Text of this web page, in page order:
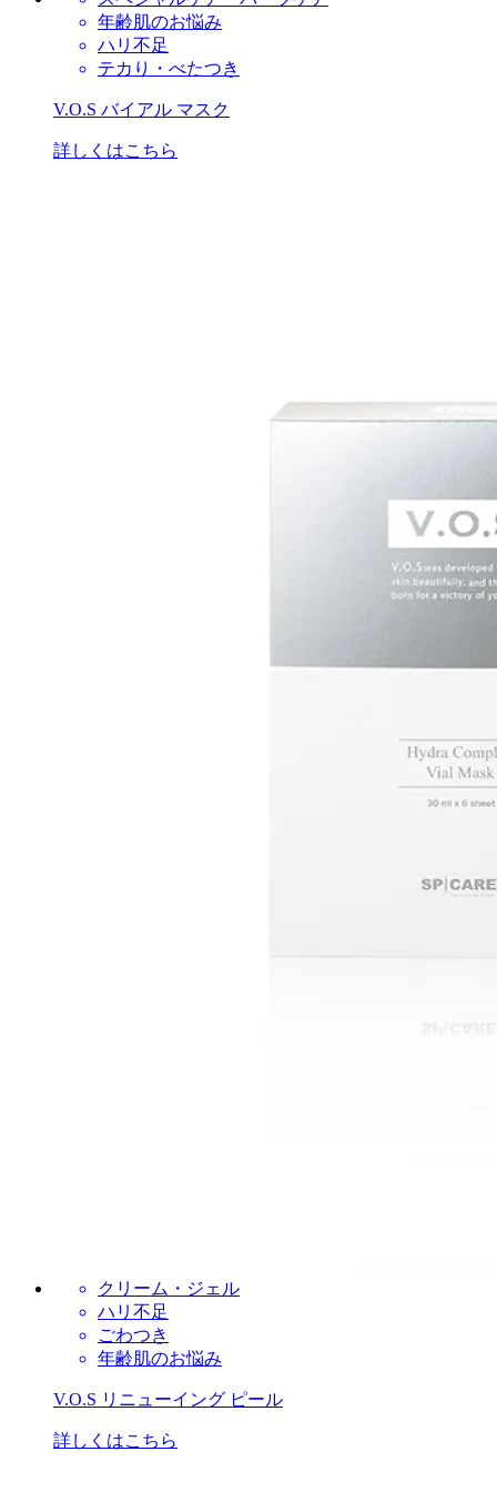
年齢肌のお悩み
ハリ不足
テカり・べたつき
V.O.S バイアル マスク
詳しくはこちら
クリーム・ジェル
ハリ不足
ごわつき
年齢肌のお悩み
V.O.S リニューイング ピール
詳しくはこちら